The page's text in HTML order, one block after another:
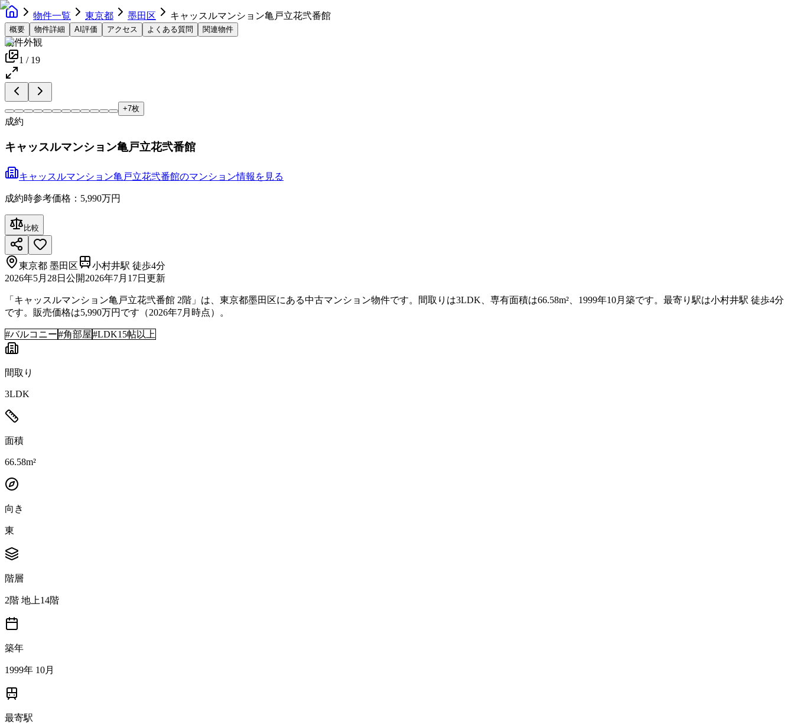
物件一覧 東京都 墨田区 キャッスルマンション亀戸立花弐番館
概要 物件詳細 AI評価 アクセス よくある質問 関連物件
物件外観
1 / 19
+7枚
成約
キャッスルマンション亀戸立花弐番館
キャッスルマンション亀戸立花弐番館のマンション情報を見る
成約時参考価格：5,990万円
比較
東京都 墨田区
小村井駅 徒歩4分
2026年5月28日 公開2026年7月17日 更新
「キャッスルマンション亀戸立花弐番館 2階」は、東京都墨田区にある中古マンション物件です。間取りは3LDK、専有面積は66.58m²、1999年10月築です。最寄り駅は小村井駅 徒歩4分
です。販売価格は5,990万円です（2026年7月時点）。
#バルコニー#角部屋#LDK15帖以上
間取り
3LDK
面積
66.58m²
向き
東
階層
2階 地上14階
築年
1999年 10月
最寄駅